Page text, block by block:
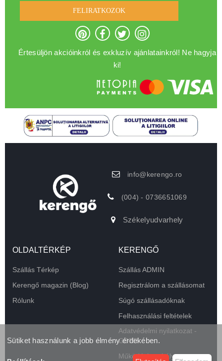
FELIRATKOZOK
Értesüljön akcióinkról és exkluzív ajánlatainkról! Ne hagyja
ki!
info@kerengo.ro
(004) - 0736651069
Székelyudvarhely
OLDALTÉRKÉP
Szállás Térkép
Kerengő magazin (Blog)
Rólunk
KERENGŐ
Szállás ADMIN
Regisztrálom a szállásomat
Súgó szállásadóknak
Felhasználási feltételek
Adatvédelmi nyilatkozat -
GDPR
Működési szabályzat
Sütiket használunk a jobb élmény érdekében.